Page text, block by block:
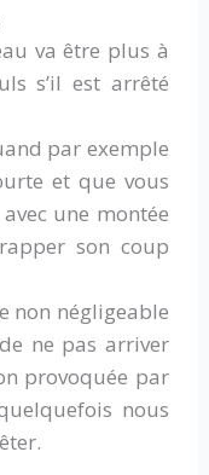
va être plus à
s’il est arrêté
par exemple
et que vous
une montée
son coup
non négligeable
ne pas arriver
provoquée par
nous